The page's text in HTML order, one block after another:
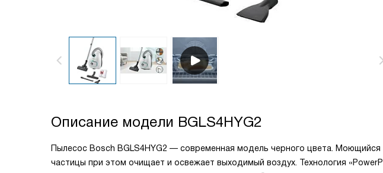
Описание модели BGLS4HYG2
Пылесос Bosch BGLS4HYG2 — современная модель черного цвета. Моющийся
частицы при этом очищает и освежает выходимый воздух. Технология